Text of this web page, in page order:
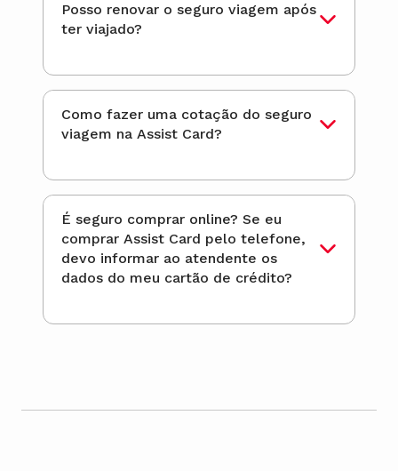
Posso renovar o seguro viagem após
ter viajado?
Como fazer uma cotação do seguro
viagem na Assist Card?
É seguro comprar online? Se eu
comprar Assist Card pelo telefone,
devo informar ao atendente os
dados do meu cartão de crédito?